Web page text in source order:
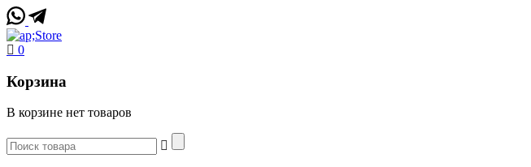
0
Корзина
В корзине нет товаров